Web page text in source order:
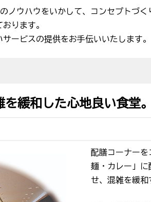
ノウハウをいかして、コンセプトづ
ります。
ービスの提供をお手伝いいたします。
緩和した心地良い食堂。
配膳コーナー
麺・カレー」
せ、混雑を緩和